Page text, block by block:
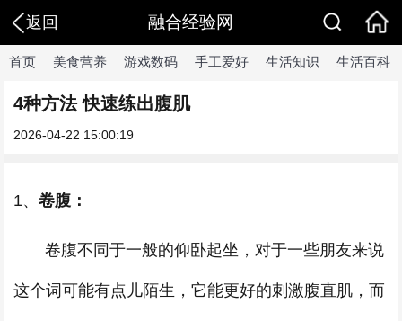
返回 融合经验网
首页 美食营养 游戏数码 手工爱好 生活知识 生活百科
4种方法 快速练出腹肌
2026-04-22 15:00:19
1、 卷腹：
卷腹不同于一般的仰卧起坐，对于一些朋友来说
这个词可能有点儿陌生，它能更好的刺激腹直肌，而